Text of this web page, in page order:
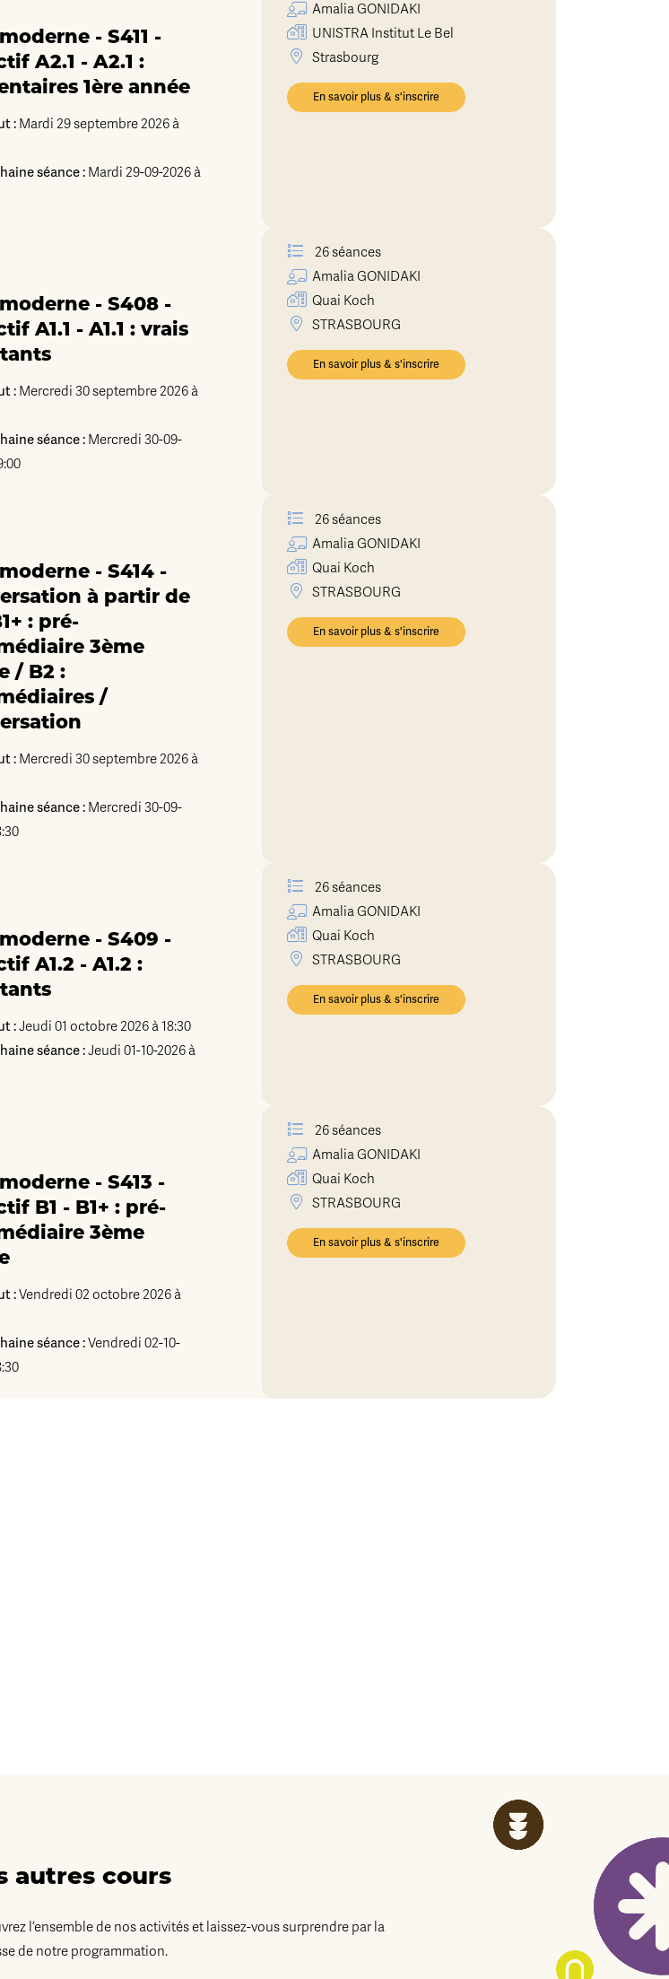
- S411 -
A2.1 - A2.1 :
1ère année
: Mardi 29 septembre 2026 à
séance : Mardi 29-09-2026 à
AmaliaGONIDAKI
UNISTRA Institut Le Bel
Strasbourg
En savoir plus & s'inscrire
- S408 -
A1.1 - A1.1 : vrais
: Mercredi 30 septembre 2026 à
séance : Mercredi 30-09-
26 séances
AmaliaGONIDAKI
Quai Koch
STRASBOURG
En savoir plus & s'inscrire
- S414 -
à partir de
: pré-
3ème
/ B2 :
/
: Mercredi 30 septembre 2026 à
séance : Mercredi 30-09-
26 séances
AmaliaGONIDAKI
Quai Koch
STRASBOURG
En savoir plus & s'inscrire
- S409 -
A1.2 - A1.2 :
:Jeudi 01 octobre 2026 à 18:30
séance :Jeudi 01-10-2026 à
26 séances
AmaliaGONIDAKI
Quai Koch
STRASBOURG
En savoir plus & s'inscrire
- S413 -
B1 - B1+ : pré-
3ème
:Vendredi 02 octobre 2026 à
séance :Vendredi 02-10-
26 séances
AmaliaGONIDAKI
Quai Koch
STRASBOURG
En savoir plus & s'inscrire
autres cours
l’ensemble de nos activités et laissez-vous surprendre par la
de notre programmation.